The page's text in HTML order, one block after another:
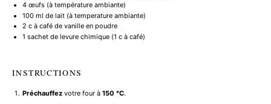
4œufs (à température ambiante)
100ml de lait (à temperature ambiante)
2 c à café de vanille en poudre
1 sachet de levure chimique (1 c à café)
INSTRUCTIONS
Préchauffezvotre four à 150 °C.